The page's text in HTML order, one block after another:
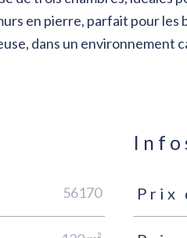
en pierre, parfait pour les
dans un environnement
56170 Prix